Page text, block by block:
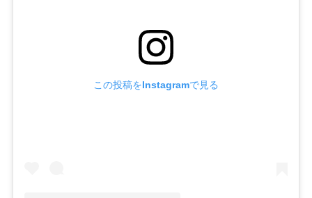
この投稿をInstagramで見る